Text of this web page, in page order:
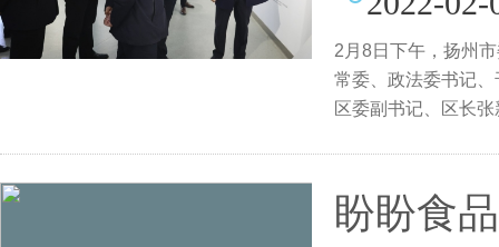
2月8日下午，扬州
常委、政法委书记
区委副书记、区长
盼盼食